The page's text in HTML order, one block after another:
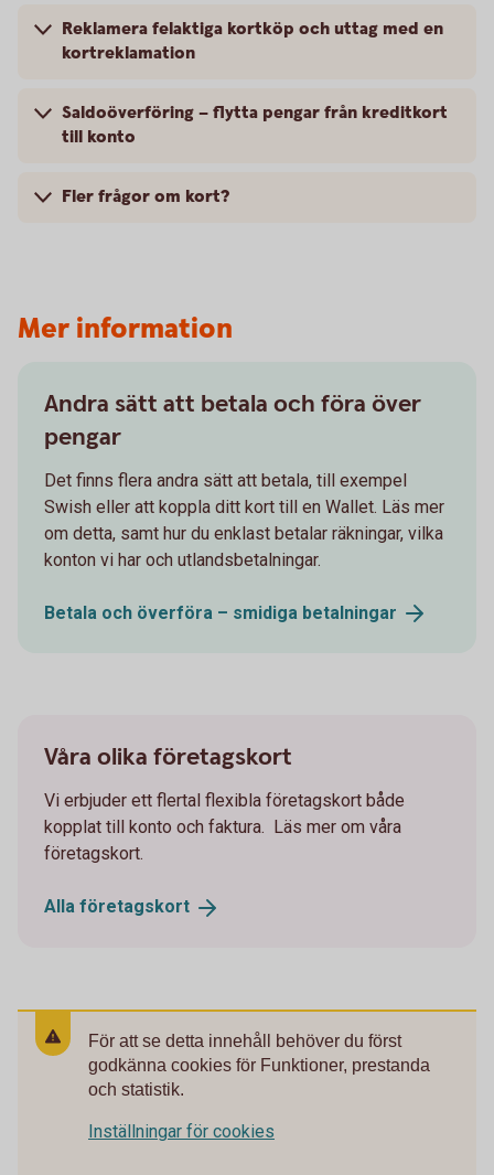
Reklamera felaktiga kortköp och uttag med en
kortreklamation
Saldoöverföring – flytta pengar från kreditkort
till konto
Fler frågor om kort?
Mer information
Andra sätt att betala och föra över
pengar
Det finns flera andra sätt att betala, till exempel
Swish eller att koppla ditt kort till en Wallet. Läs mer
om detta, samt hur du enklast betalar räkningar, vilka
konton vi har och utlandsbetalningar.
Betala och överföra – smidiga betalningar
Våra olika företagskort
Vi erbjuder ett flertal flexibla företagskort både
kopplat till konto och faktura. Läs mer om våra
företagskort.
Alla företagskort
För att se detta innehåll behöver du först
godkänna cookies för Funktioner, prestanda
och statistik.
Inställningar för cookies